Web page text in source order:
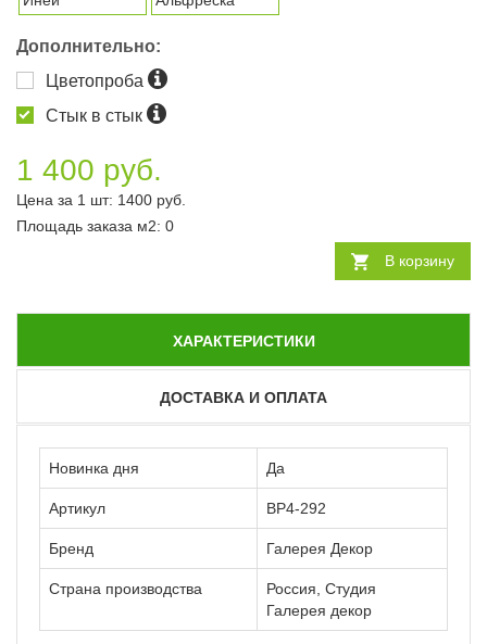
Дополнительно:
Цветопроба
Стык в стык
1 400 руб.
Цена за 1 шт: 1400 руб.
Площадь заказа м2: 0
В корзину
ХАРАКТЕРИСТИКИ
ДОСТАВКА И ОПЛАТА
Новинка дня Да
Артикул ВР4-292
Бренд Галерея Декор
Страна производства
Россия, Студия
Галерея декор